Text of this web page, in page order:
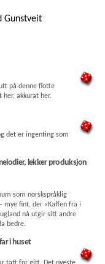
Gunstveit
på denne flotte
her, akkurat her.
det er ingenting som
lekker produksjon
som norskspråklig
mye fint, der «Kaffen fra i
nå utgir sitt andre
bedre.
i huset